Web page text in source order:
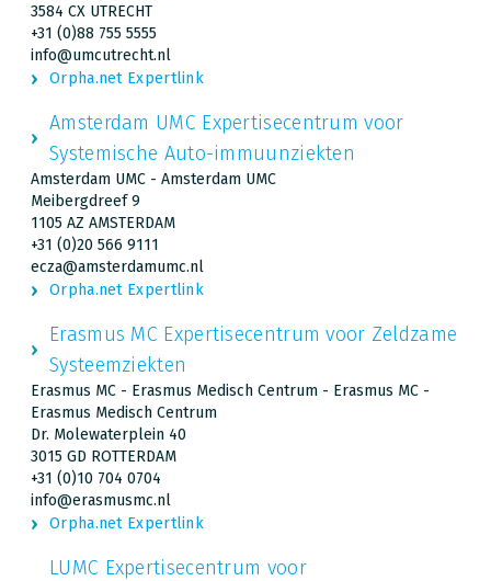
3584 CX UTRECHT
+31 (0)88 755 5555
info@umcutrecht.nl
Orpha.net Expertlink
Amsterdam UMC Expertisecentrum voor
Systemische Auto-immuunziekten
Amsterdam UMC - Amsterdam UMC
Meibergdreef 9
1105 AZ AMSTERDAM
+31 (0)20 566 9111
ecza@amsterdamumc.nl
Orpha.net Expertlink
Erasmus MC Expertisecentrum voor Zeldzame
Systeemziekten
Erasmus MC - Erasmus Medisch Centrum - Erasmus MC -
Erasmus Medisch Centrum
Dr. Molewaterplein 40
3015 GD ROTTERDAM
+31 (0)10 704 0704
info@erasmusmc.nl
Orpha.net Expertlink
LUMC Expertisecentrum voor